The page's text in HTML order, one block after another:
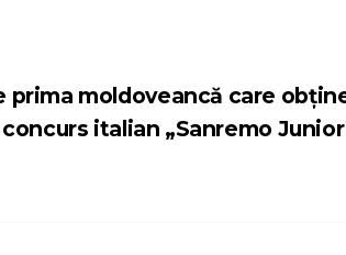
prima moldoveancă care
italian „Sanremo